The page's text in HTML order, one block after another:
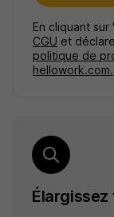
En cliquant
CGU et
politique de
hellowork.com.